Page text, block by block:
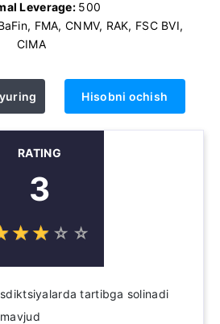
Leverage: 500
FMA, CNMV, RAK, FSC BVI,
CIMA
Hisobni ochish
RATING
3
☆☆ ☆ ☆
★★ ★ ★
tartibga solinadi